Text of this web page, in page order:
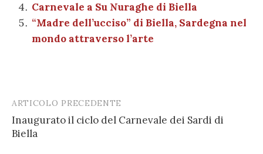
Carnevale a Su Nuraghe di Biella
“Madre dell’ucciso” di Biella, Sardegna nel
mondo attraverso l’arte
Post
navigation
ARTICOLO PRECEDENTE
Inaugurato il ciclo del Carnevale dei Sardi di
Biella